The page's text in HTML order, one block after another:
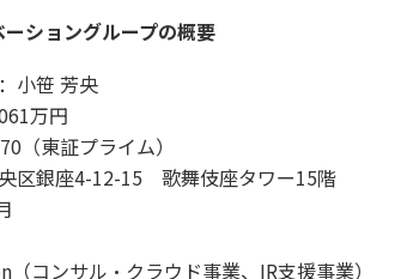
ショングループの概要
小笹 芳央
万円
（東証プライム）
区銀座4-12-15 歌舞伎座タワー15階
コンサル・クラウド事業、IR支援事業）